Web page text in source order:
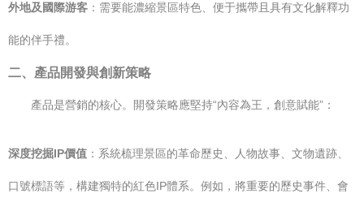
外地及國際游客 ：需要能濃縮景區特色、便于攜帶且具有文化解釋功
能的伴手禮。
二、產品開發與創新策略
產品是營銷的核心。開發策略應堅持“內容為王，創意賦能”：
深度挖掘IP價值 ：系統梳理景區的革命歷史、人物故事、文物遺跡、
口號標語等，構建獨特的紅色IP體系。例如，將重要的歷史事件、會